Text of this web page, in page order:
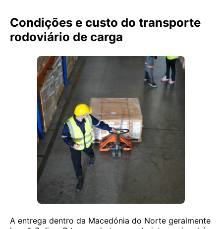
Condições e custo do transporte
rodoviário de carga
A entrega dentro da Macedónia do Norte geralmente